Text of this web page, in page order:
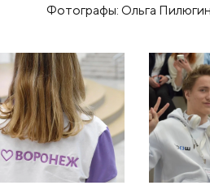
Фотографы: Ольга